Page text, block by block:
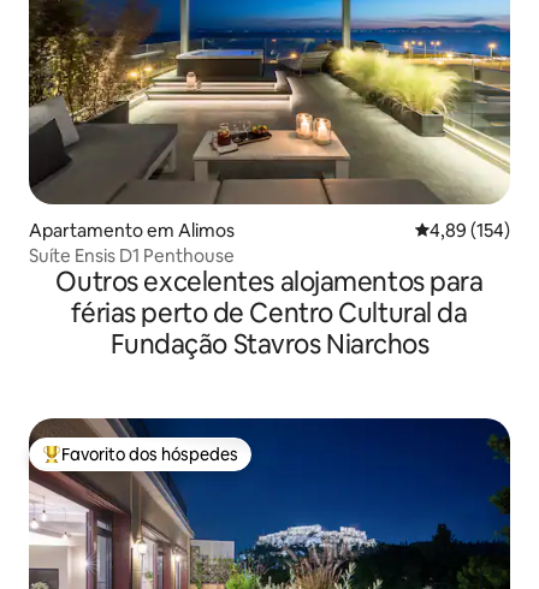
Apartamento em Alimos Classificação
4,89 (154)
Suíte Ensis D1 Penthouse
Outros excelentes alojamentos para
férias perto de Centro Cultural da
Fundação Stavros Niarchos
Favoritos dos hóspedes mais apreciados
Favorito dos hóspedes